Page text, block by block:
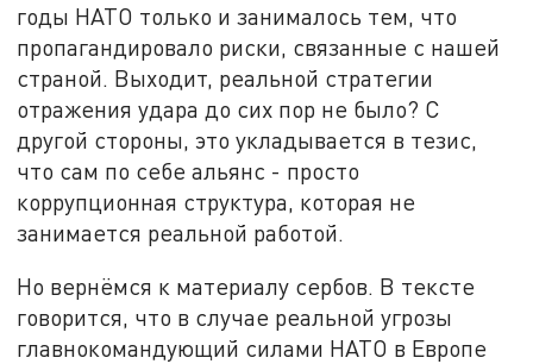
годы НАТО только и занималось тем, что
пропагандировало риски, связанные с нашей
страной. Выходит, реальной стратегии
отражения удара до сих пор не было? С
другой стороны, это укладывается в тезис,
что сам по себе альянс - просто
коррупционная структура, которая не
занимается реальной работой.
Но вернёмся к материалу сербов. В тексте
говорится, что в случае реальной угрозы
главнокомандующий силами НАТО в Европе